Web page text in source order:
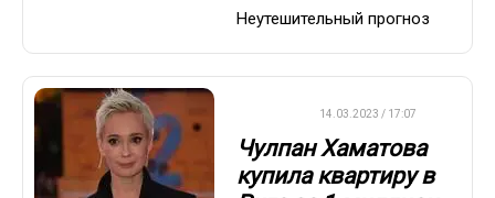
Неутешительный прогноз
14.03.2023 / 17:07
Чулпан Хаматова
купила квартиру в